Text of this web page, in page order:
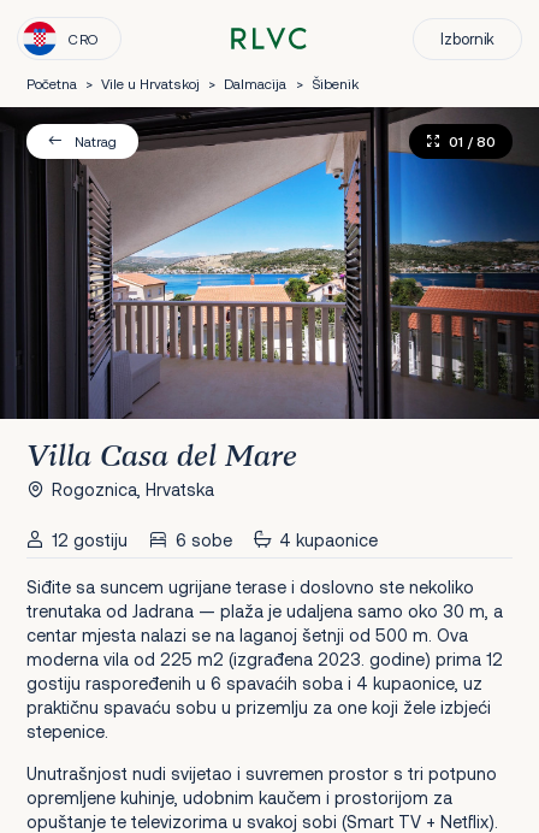
CRO Izbornik
Početna > Vile u Hrvatskoj > Dalmacija > Šibenik
Natrag 01 / 80
Villa Casa del Mare
Rogoznica, Hrvatska
12 gostiju 6 sobe 4 kupaonice
Siđite sa suncem ugrijane terase i doslovno ste nekoliko
trenutaka od Jadrana — plaža je udaljena samo oko 30 m, a
centar mjesta nalazi se na laganoj šetnji od 500 m. Ova
moderna vila od 225 m2 (izgrađena 2023. godine) prima 12
gostiju raspoređenih u 6 spavaćih soba i 4 kupaonice, uz
praktičnu spavaću sobu u prizemlju za one koji žele izbjeći
stepenice.
Unutrašnjost nudi svijetao i suvremen prostor s tri potpuno
opremljene kuhinje, udobnim kaučem i prostorijom za
opuštanje te televizorima u svakoj sobi (Smart TV + Netflix).